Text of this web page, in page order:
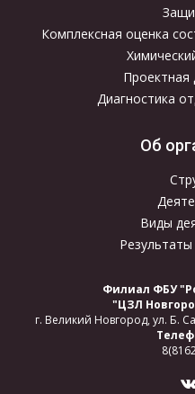
Комплексная оценка
Проектная
Диагностика
Об
Виды
Филиал ФБУ
"ЦЗЛ
г. Великий Новгород, ул. Б.